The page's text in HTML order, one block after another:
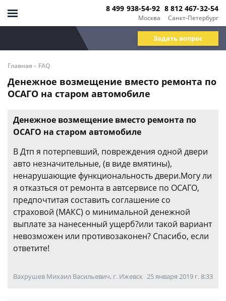
Москва
8 499 938-54-92
Санкт-Петербург
8 812 467-32-54
Задать вопрос
Главная - FAQ
Денежное возмещение вместо ремонта по
ОСАГО на старом автомобиле
Денежное возмещение вместо ремонта по
ОСАГО на старом автомобиле
В Дтп я потерпевший, повреждения одной двери
авто незначительные, (в виде вмятины),
ненарушающие функциональность двери.Могу ли
я отказться от ремонта в автсервисе по ОСАГО,
предпочтитая составить соглашение со
страховой (МАКС) о минимальной денежной
выплате за нанесенный ущерб?или такой вариант
невозможен или противозаконен? Спасибо, если
ответите!
Вахрушев Михаил Васильевич, г. Ижевск 25 января 2019 г. 8:33